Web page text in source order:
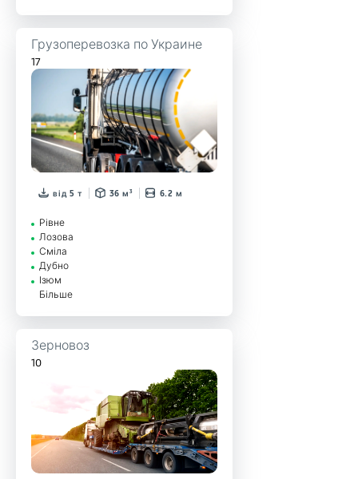
Грузоперевозка по Украине
17
від 5 т 36 м³ 6.2 м
Рівне
Лозова
Сміла
Дубно
Ізюм
Більше
Зерновоз
10